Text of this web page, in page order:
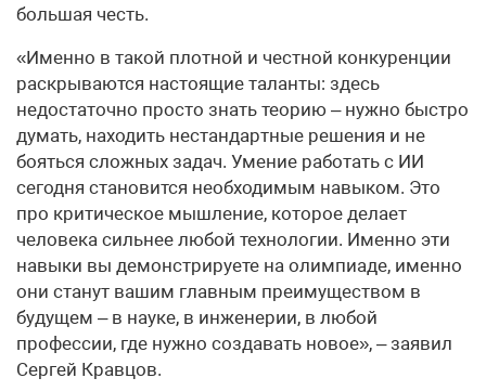
большая честь.
«Именно в такой плотной и честной конкуренции
раскрываются настоящие таланты: здесь
недостаточно просто знать теорию – нужно быстро
думать, находить нестандартные решения и не
бояться сложных задач. Умение работать с ИИ
сегодня становится необходимым навыком. Это
про критическое мышление, которое делает
человека сильнее любой технологии. Именно эти
навыки вы демонстрируете на олимпиаде, именно
они станут вашим главным преимуществом в
будущем – в науке, в инженерии, в любой
профессии, где нужно создавать новое», – заявил
Сергей Кравцов.